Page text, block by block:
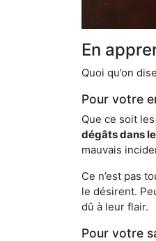
En
Quoi qu’on
Pour votre
Que ce soit
dégâts dans
mauvais
Ce n’est pas
le désirent.
dû à leur flair.
Pour votre